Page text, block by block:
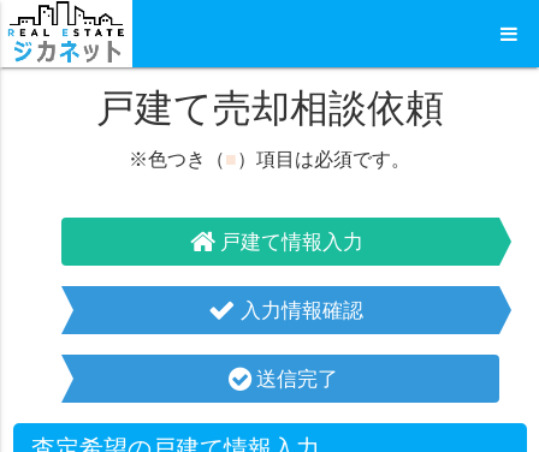
戸建て売却相談依頼
※色つき（■）項目は必須です。
戸建て情報入力
入力情報確認
送信完了